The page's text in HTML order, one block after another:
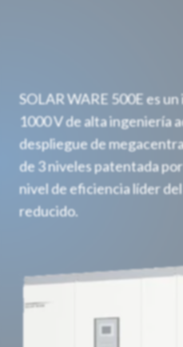
SOLAR WARE 500E es
1000 V de alta ingeniería
despliegue de
de 3 niveles patentada
nivel de eficiencia líder
reducido.